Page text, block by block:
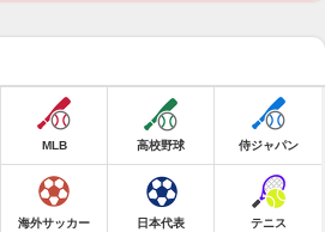
MLB 高校野球 侍ジャパン
海外サッカー 日本代表 テニス